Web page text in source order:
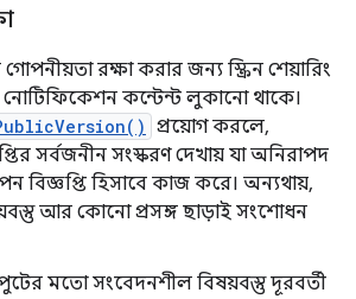
রক্ষা করার জন্য স্ক্রিন শেয়ারিং
কন্টেন্ট লুকানো থাকে।
প্রয়োগ করলে,
সর্বজনীন সংস্করণ দেখায় যা অনিরাপদ
বিজ্ঞপ্তি হিসাবে কাজ করে। অন্যথায়,
আর কোনো প্রসঙ্গ ছাড়াই সংশোধন
মতো সংবেদনশীল বিষয়বস্তু দূরবর্তী